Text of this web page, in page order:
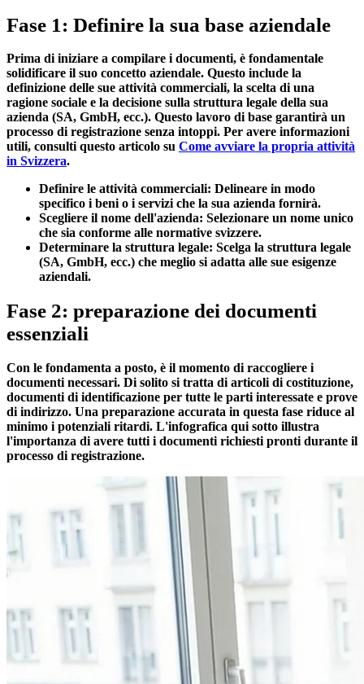
Fase 1: Definire la sua base aziendale
Prima di iniziare a compilare i documenti, è fondamentale
solidificare il suo concetto aziendale. Questo include la
definizione delle sue attività commerciali, la scelta di una
ragione sociale e la decisione sulla struttura legale della sua
azienda (SA, GmbH, ecc.). Questo lavoro di base garantirà un
processo di registrazione senza intoppi. Per avere informazioni
utili, consulti questo articolo su Come avviare la propria attività
in Svizzera.
Definire le attività commerciali: Delineare in modo
specifico i beni o i servizi che la sua azienda fornirà.
Scegliere il nome dell'azienda: Selezionare un nome unico
che sia conforme alle normative svizzere.
Determinare la struttura legale: Scelga la struttura legale
(SA, GmbH, ecc.) che meglio si adatta alle sue esigenze
aziendali.
Fase 2: preparazione dei documenti
essenziali
Con le fondamenta a posto, è il momento di raccogliere i
documenti necessari. Di solito si tratta di articoli di costituzione,
documenti di identificazione per tutte le parti interessate e prove
di indirizzo. Una preparazione accurata in questa fase riduce al
minimo i potenziali ritardi. L'infografica qui sotto illustra
l'importanza di avere tutti i documenti richiesti pronti durante il
processo di registrazione.